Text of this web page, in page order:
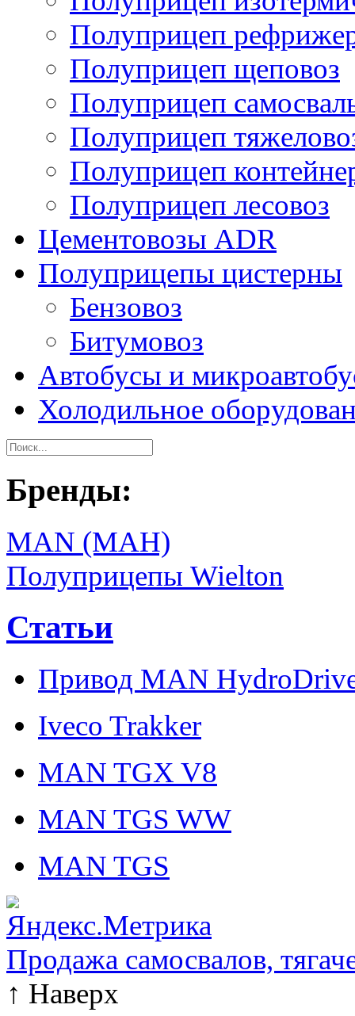
Полуприцеп
Полуприцеп щеповоз
Полуприцеп
Полуприцеп
Полуприцеп
Полуприцеп лесовоз
Цементовозы ADR
Полуприцепы цистерны
Бензовоз
Битумовоз
Автобусы и
Холодильное
Бренды:
MAN (МАН)
Полуприцепы Wielton
Статьи
Привод MAN
Iveco Trakker
MAN TGX V8
MAN TGS WW
MAN TGS
Продажа самосвалов,
↑ Наверх